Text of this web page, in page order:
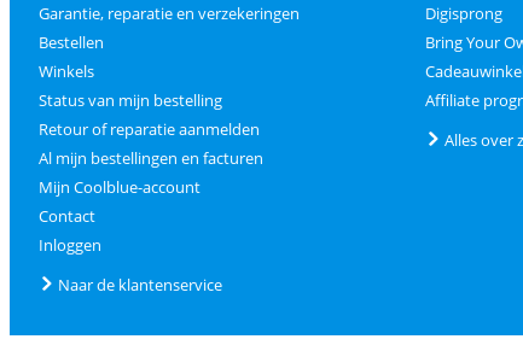
Garantie, reparatie en verzekeringen
Bestellen
Winkels
Status van mijn bestelling
Retour of reparatie aanmelden
Al mijn bestellingen en facturen
Mijn Coolblue-account
Contact
Inloggen
Naar de klantenservice
Digisprong
Bring Your
Affiliate
Alles over